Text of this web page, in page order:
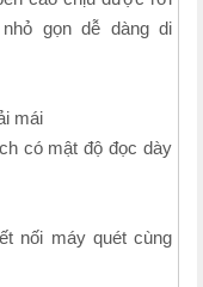
gọn dễ dàng di
mái
có mật độ đọc dày
nối máy quét cùng